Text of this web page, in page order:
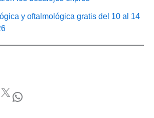
y oftalmológica gratis del 10 al 14
X WhatsApp